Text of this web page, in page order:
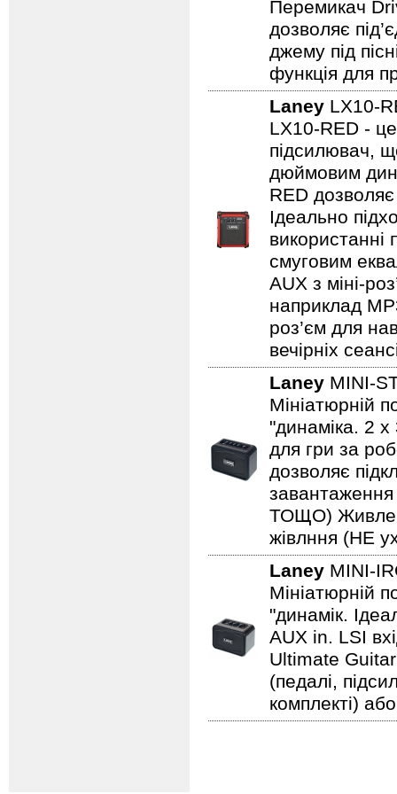
Перемикач
дозволяє
джему під
функція для
Laney LX10-
LX10-RED -
підсилювач,
дюймовим
RED
Ідеально
використанні
смуговим
AUX з міні-
наприклад
роз’єм для
вечірніх
Laney MINI-
Мініатюрній
"динаміка. 2
для гри за
дозволяє
завантаження
ТОЩО)
жівлння (НЕ
Laney MINI-
Мініатюрній
"динамік.
AUX in. LSI
Ultimate Guitar
(педалі,
комплекті)